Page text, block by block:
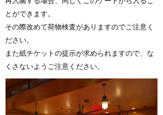
とができます。
その際改めて荷物検査がありますのでご注意く
ださい。
また紙チケットの提示が求められますので、な
くさないようご注意ください。